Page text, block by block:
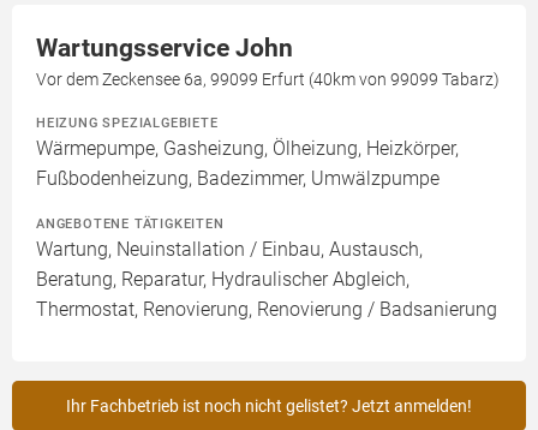
Wartungsservice John
Vor dem Zeckensee 6a, 99099 Erfurt (40km von 99099 Tabarz)
HEIZUNG SPEZIALGEBIETE
Wärmepumpe, Gasheizung, Ölheizung, Heizkörper,
Fußbodenheizung, Badezimmer, Umwälzpumpe
ANGEBOTENE TÄTIGKEITEN
Wartung, Neuinstallation / Einbau, Austausch,
Beratung, Reparatur, Hydraulischer Abgleich,
Thermostat, Renovierung, Renovierung / Badsanierung
Ihr Fachbetrieb ist noch nicht gelistet? Jetzt anmelden!